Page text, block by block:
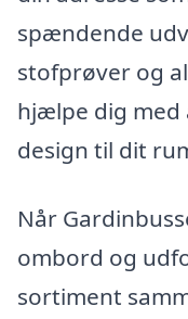
spændende
stofprøver og
hjælpe dig med
design til dit
Når
ombord og
sortiment